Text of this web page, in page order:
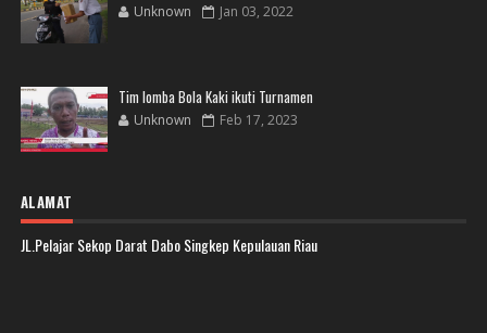
Unknown Jan 03, 2022
Tim lomba Bola Kaki ikuti Turnamen
Unknown Feb 17, 2023
ALAMAT
JL.Pelajar Sekop Darat Dabo Singkep Kepulauan Riau